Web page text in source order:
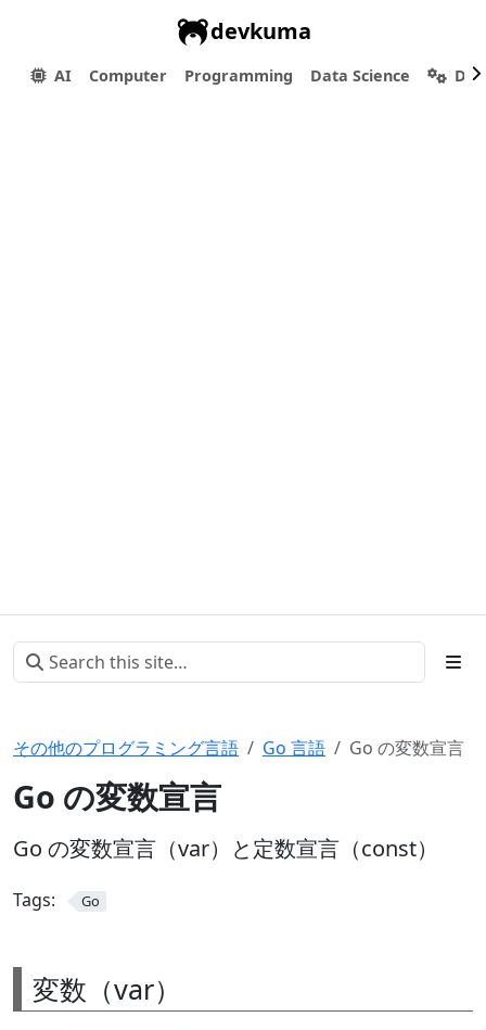
devkuma
AI Computer Programming Data Science
その他のプログラミング言語 Go 言語 Go の変数宣言
Go の変数宣言
Go の変数宣言（var）と定数宣言（const）
Tags: Go
変数（var）